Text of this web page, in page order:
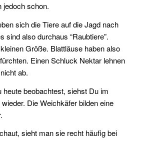
jedoch schon.
sich die Tiere auf die Jagd nach
sind also durchaus “Raubtiere”.
Größe. Blattläuse haben also
Einen Schluck Nektar lehnen
ab.
heute beobachtest, siehst Du im
Die Weichkäfer bilden eine
sieht man sie recht häufig bei